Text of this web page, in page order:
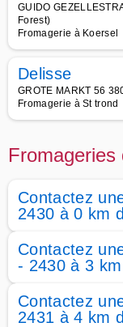
GUIDO
Forest)
Fromagerie à Koersel
Delisse
GROTE MARKT 56
Fromagerie à St trond
Fromageries
Contactez
2430 à 0 km
Contactez
- 2430 à 3
Contactez
2431 à 4 km